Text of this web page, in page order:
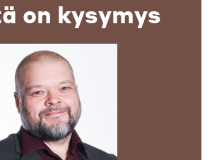
on kysymys